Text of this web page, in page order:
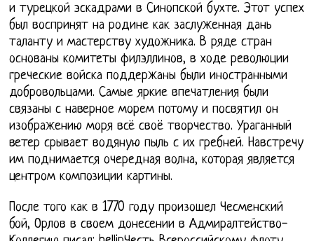
и турецкой эскадрами в Синопской бухте. Этот успех
был воспринят на родине как заслуженная дань
таланту и мастерству художника. В ряде стран
основаны комитеты филэллинов, в ходе революции
греческие войска поддержаны были иностранными
добровольцами. Самые яркие впечатления были
связаны с наверное морем потому и посвятил он
изображению моря всё своё творчество. Ураганный
ветер срывает водяную пыль с их гребней. Навстречу
им поднимается очередная волна, которая является
центром композиции картины.
После того как в 1770 году произошел Чесменский
бой, Орлов в своем донесении в Адмиралтейство-